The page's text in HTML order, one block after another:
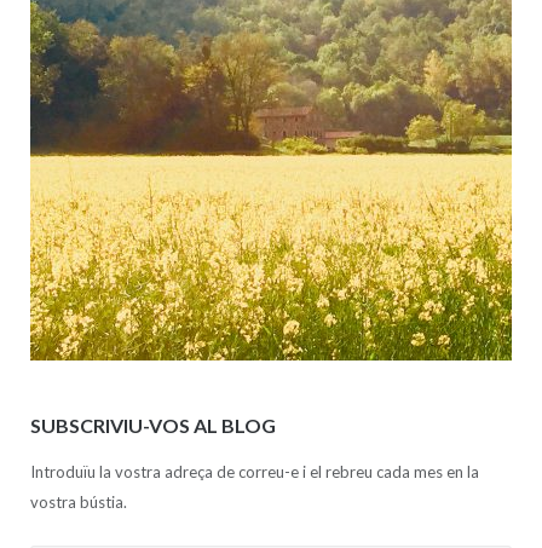
SUBSCRIVIU-VOS AL BLOG
Introduïu la vostra adreça de correu-e i el rebreu cada mes en la
vostra bústia.